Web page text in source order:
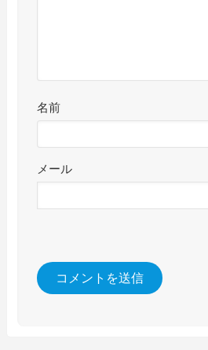
名前
メール